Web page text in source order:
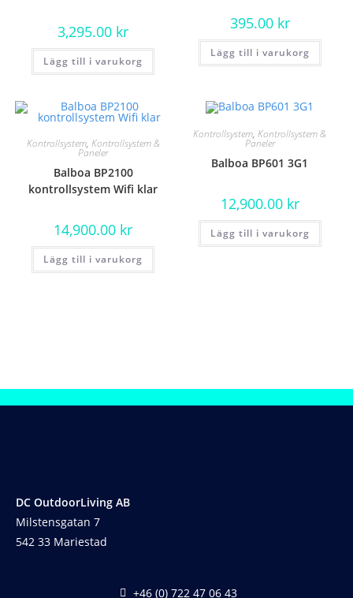
3,295.00 kr
Lägg till i varukorg
395.00 kr
Lägg till i varukorg
Kontrollsystem, Kontrollsystem &
Paneler
Balboa BP2100
kontrollsystem Wifi klar
14,900.00 kr
Lägg till i varukorg
Kontrollsystem,Kontrollsystem &
Paneler
Balboa BP601 3G1
12,900.00 kr
Lägg till i varukorg
DC OutdoorLiving AB
Milstensgatan 7
542 33 Mariestad
+46 (0) 722 47 06 43